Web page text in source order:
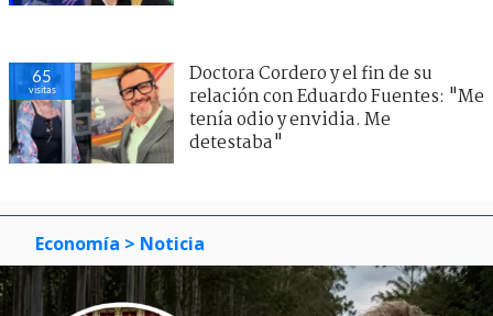
65
visitas
Doctora Cordero y el fin de su
relación con Eduardo Fuentes: "Me
tenía odio y envidia. Me
detestaba"
Economía > Noticia